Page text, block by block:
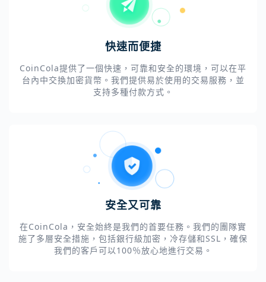
快速而便捷
CoinCola提供了一個快速，可靠和安全的環境，可以在平
台內中交換加密貨幣。我們提供易於使用的交易服務，並
支持多種付款方式。
安全又可靠
在CoinCola，安全始終是我們的首要任務。我們的團隊實
施了多層安全措施，包括銀行級加密，冷存儲和SSL，確保
我們的客戶可以100％放心地進行交易。